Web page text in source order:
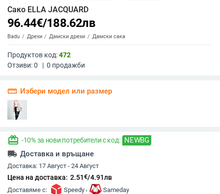
Сако ELLA JACQUARD
96.44€/188.62лв
Badu Дрехи Дамски дрехи Дамски сака
Продуктов код:472
Отзиви:0 | 0 продажби
straighten Избери модел или размер
redeem -10% за нови потребители с код: NEWBG
local_shipping Доставка и връщане
Доставка: 17 Август - 24 Август
Цена на доставка: 2.51€/4.91лв
Доставяме с: Speedy ,
Sameday